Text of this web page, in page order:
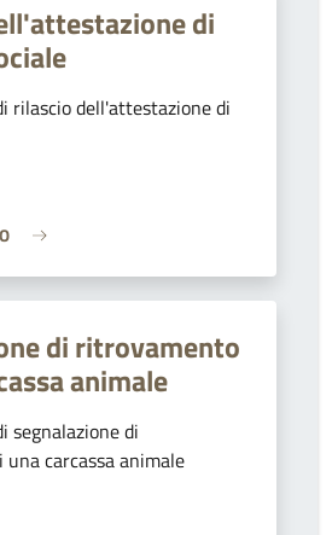
di
rilascio dell'attestazione di
di ritrovamento
animale
segnalazione di
carcassa animale